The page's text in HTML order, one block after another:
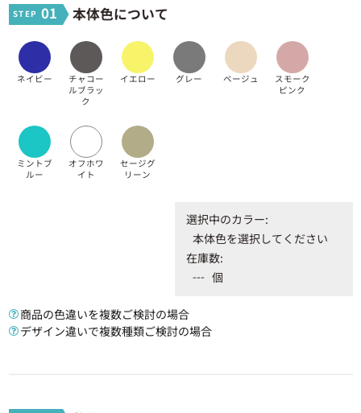
納期
最小発注数
1個
01 本体色について
ネイビー
チャコー
ルブラッ
ク
イエロー グレー ベージュ
スモーク
ピンク
ミントブ
ルー
オフホワ
イト
セージグ
リーン
選択中のカラー:
本体色を選択してください
在庫数:
--- 個
商品の色違いを複数ご検討の場合
デザイン違いで複数種類ご検討の場合